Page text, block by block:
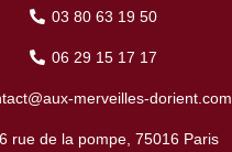
03 80 63 19 50
06 29 15 17 17
merveilles-dorient.com
rue de la pompe, 75016 Paris